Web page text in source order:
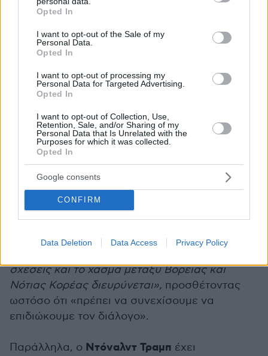
grant or deny consent to Google and its third-party tags to
use your data for below specified purposes in below Google
consent section.
Opted In
I want to opt-out of the Sale of my
Personal Data.
Opted In
I want to opt-out of processing my
Personal Data for Targeted Advertising.
Opted In
I want to opt-out of Collection, Use,
Retention, Sale, and/or Sharing of my
Personal Data that Is Unrelated with the
Purposes for which it was collected.
Opted In
Google consents
CONFIRM
Data Deletion Data Access Privacy Policy
για στρατιωτική παρέλαση. Στην εκδήλωση
να προβάλλουν μια σπάνια εικόνα πολιτικής
σύμπλευσης.
Η επίσκεψη συμπίπτει επίσης με την 65η
επέτειο της Συνθήκης Φιλίας, Συνεργασίας και
Αμοιβαίας Βοήθειας που υπέγραψαν Κίνα και
Βόρεια Κορέα το 1961, τη μοναδική συμφωνία
αμοιβαίας άμυνας που διατηρεί σήμερα το
Την ίδια στιγμή, οι σχέσεις μεταξύ Βόρειας και
Νότιας Κορέας παραμένουν τεταμένες. Ο
πρόεδρος της Νότιας Κορέας ΛιΤζε Μιουνγκ
δήλωσε τη Δευτέρα ότι «η Ρωσία και η Βόρεια
σχέσεις και το χάσμα μεταξύ Βόρειας και
Νότιας Κορέας διευρύνεται», προσθέτοντας
ωστόσο ότι «πρέπει να συνεχίσουμε να
επιδιώκουμε τον διάλογο».
Παράλληλα, ο Ντόναλντ Τραμπ έχει